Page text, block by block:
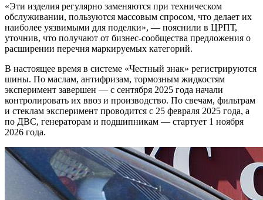
«Эти изделия регулярно заменяются при техническом
обслуживании, пользуются массовым спросом, что делает их
наиболее уязвимыми для поделки», — пояснили в ЦРПТ,
уточнив, что получают от бизнес-сообщества предложения о
расширении перечня маркируемых категорий.
В настоящее время в системе «Честный знак» регистрируются
шины. По маслам, антифризам, тормозным жидкостям
эксперимент завершен — с сентября 2025 года начали
контролировать их ввоз и производство. По свечам, фильтрам
и стеклам эксперимент проводится с 25 февраля 2025 года, а
по ДВС, генераторам и подшипникам — стартует 1 ноября
2026 года.